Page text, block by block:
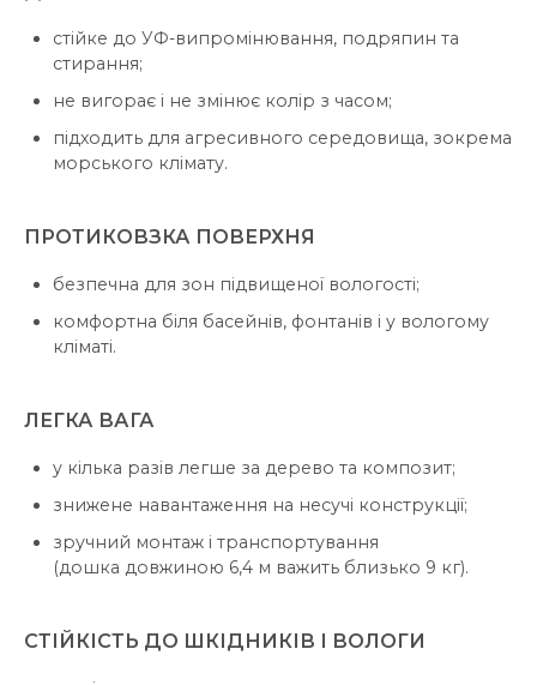
стійке до УФ-випромінювання, подряпин та
стирання;
не вигорає і не змінює колір з часом;
підходить для агресивного середовища, зокрема
морського клімату.
ПРОТИКОВЗКА ПОВЕРХНЯ
безпечна для зон підвищеної вологості;
комфортна біля басейнів, фонтанів і у вологому
кліматі.
ЛЕГКА ВАГА
у кілька разів легше за дерево та композит;
знижене навантаження на несучі конструкції;
зручний монтаж і транспортування
(дошка довжиною 6,4 м важить близько 9 кг).
СТІЙКІСТЬ ДО ШКІДНИКІВ І ВОЛОГИ